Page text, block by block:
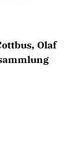
Olaf